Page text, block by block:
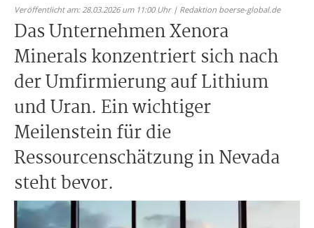
Veröffentlicht am: 28.03.2026 um 11:00 Uhr | Redaktion boerse-global.de
Das Unternehmen Xenora
Minerals konzentriert sich nach
der Umfirmierung auf Lithium
und Uran. Ein wichtiger
Meilenstein für die
Ressourcenschätzung in Nevada
steht bevor.